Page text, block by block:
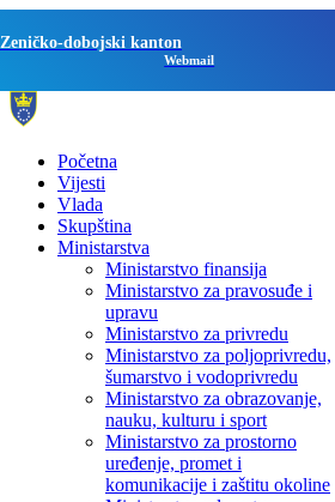
Zeničko-dobojski kanton
Webmail
Početna
Vijesti
Vlada
Skupština
Ministarstva
Ministarstvo finansija
Ministarstvo za pravosuđe i
upravu
Ministarstvo za privredu
Ministarstvo za poljoprivredu,
šumarstvo i vodoprivredu
Ministarstvo za obrazovanje,
nauku, kulturu i sport
Ministarstvo za prostorno
uređenje, promet i
komunikacije i zaštitu okoline